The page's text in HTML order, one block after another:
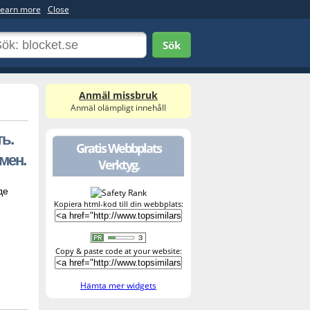
more Close
Sök
Anmäl missbruk
Anmäl olämpligt innehåll
Gratis Webbplats
Verktyg.
Kopiera html-kod till din webbplats:
Copy & paste code at your website:
Hämta mer widgets